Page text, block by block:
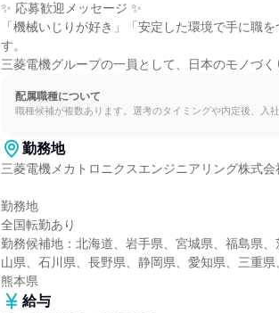
✨ 応募歓迎メッセージ ✨
「機械いじりが好き」「安定した環境で手に職
す。
三菱電機グループの一員として、日本のモノづ
配属職種について
職種候補が複数あります。選考のタイミングや内定後、入
勤務地
三菱電機メカトロニクスエンジニアリング株式会
勤務地
全国転勤あり
勤務候補地：北海道、岩手県、宮城県、福島県
山県、石川県、長野県、静岡県、愛知県、三重
熊本県
給与